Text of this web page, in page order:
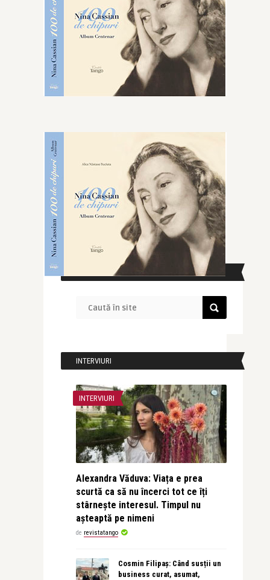
CAUTĂ ÎN SITE
INTERVIURI
INTERVIURI
Alexandra Văduva: Viața e prea
scurtă ca să nu încerci tot ce îți
stârnește interesul. Timpul nu
așteaptă pe nimeni
de revistatango
Cosmin Filipaș: Când susții un
business curat, asumat,